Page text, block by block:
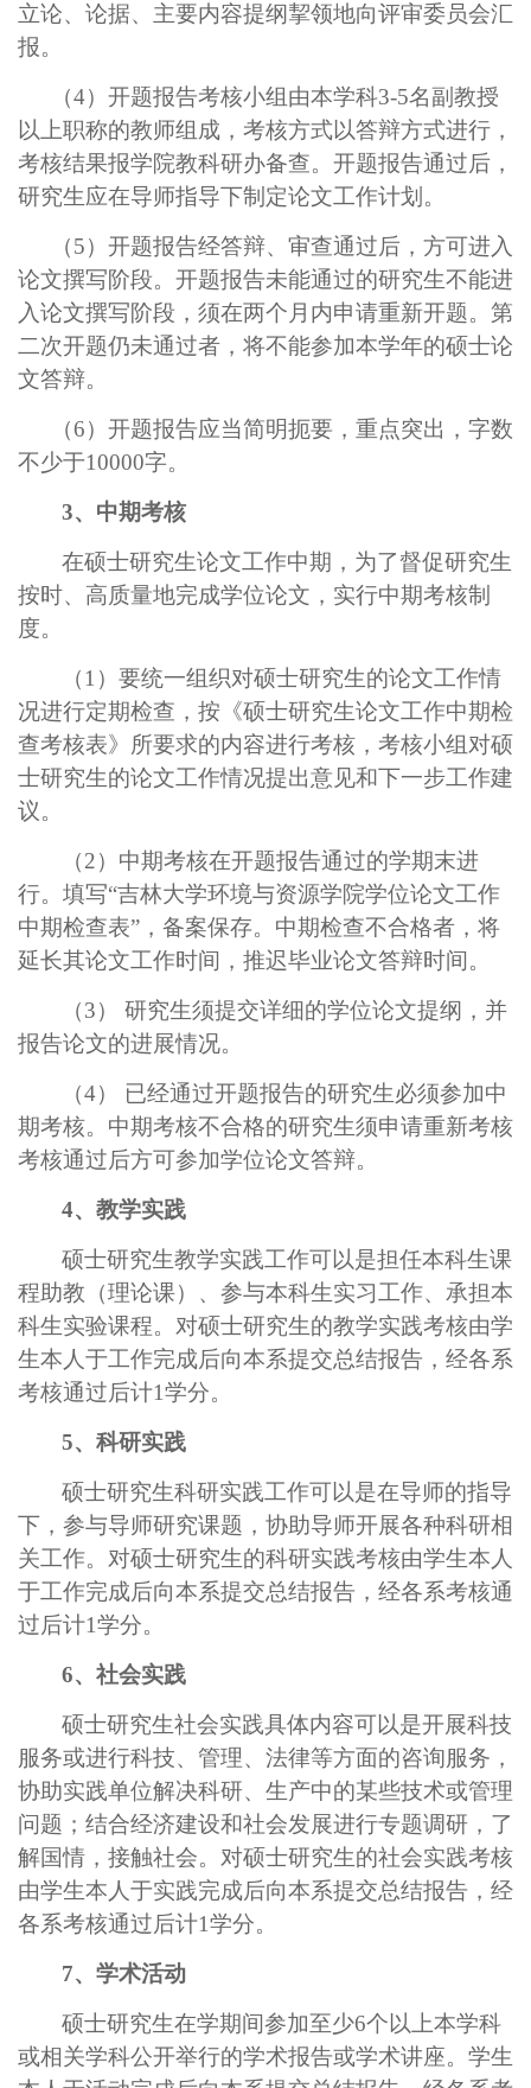
立论、论据、主要内容提纲挈领地向评审委员会汇
报。
（4）开题报告考核小组由本学科3-5名副教授
以上职称的教师组成，考核方式以答辩方式进行，
考核结果报学院教科研办备查。开题报告通过后，
研究生应在导师指导下制定论文工作计划。
（5）开题报告经答辩、审查通过后，方可进入
论文撰写阶段。开题报告未能通过的研究生不能进
入论文撰写阶段，须在两个月内申请重新开题。第
二次开题仍未通过者，将不能参加本学年的硕士论
文答辩。
（6）开题报告应当简明扼要，重点突出，字数
不少于10000字。
3、中期考核
在硕士研究生论文工作中期，为了督促研究生
按时、高质量地完成学位论文，实行中期考核制
度。
（1）要统一组织对硕士研究生的论文工作情
况进行定期检查，按《硕士研究生论文工作中期检
查考核表》所要求的内容进行考核，考核小组对硕
士研究生的论文工作情况提出意见和下一步工作建
议。
（2）中期考核在开题报告通过的学期末进
行。填写“吉林大学环境与资源学院学位论文工作
中期检查表”，备案保存。中期检查不合格者，将
延长其论文工作时间，推迟毕业论文答辩时间。
（3） 研究生须提交详细的学位论文提纲，并
报告论文的进展情况。
（4） 已经通过开题报告的研究生必须参加中
期考核。中期考核不合格的研究生须申请重新考核
考核通过后方可参加学位论文答辩。
4、教学实践
硕士研究生教学实践工作可以是担任本科生课
程助教（理论课）、参与本科生实习工作、承担本
科生实验课程。对硕士研究生的教学实践考核由学
生本人于工作完成后向本系提交总结报告，经各系
考核通过后计1学分。
5、科研实践
硕士研究生科研实践工作可以是在导师的指导
下，参与导师研究课题，协助导师开展各种科研相
关工作。对硕士研究生的科研实践考核由学生本人
于工作完成后向本系提交总结报告，经各系考核通
过后计1学分。
6、社会实践
硕士研究生社会实践具体内容可以是开展科技
服务或进行科技、管理、法律等方面的咨询服务，
协助实践单位解决科研、生产中的某些技术或管理
问题；结合经济建设和社会发展进行专题调研，了
解国情，接触社会。对硕士研究生的社会实践考核
由学生本人于实践完成后向本系提交总结报告，经
各系考核通过后计1学分。
7、学术活动
硕士研究生在学期间参加至少6个以上本学科
或相关学科公开举行的学术报告或学术讲座。学生